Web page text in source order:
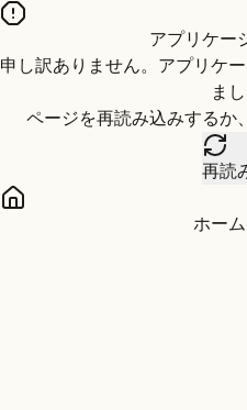
アプリケー
申し訳ありません。アプリケ
まし
ページを再読み込みするか
再読
ホー